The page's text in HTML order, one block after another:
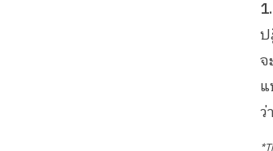
จ
ว่